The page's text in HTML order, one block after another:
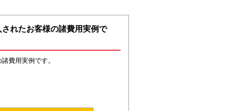
れたお客様の諸費用実例で
費用実例です。